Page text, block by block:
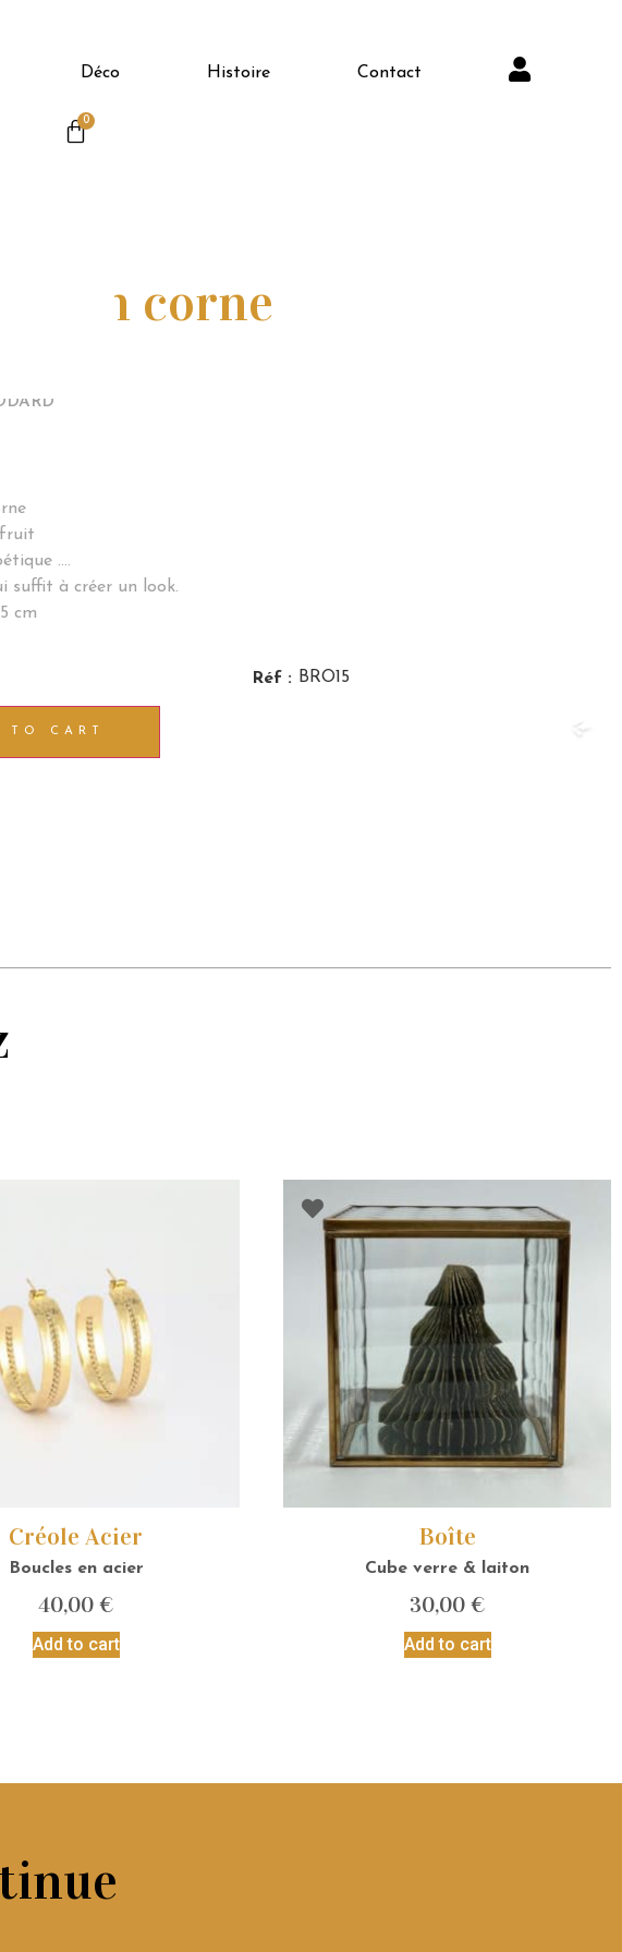
Déco Histoire Contact
0
en corne
….
suffit à créer un look.
cm
Réf : BRO15
TO CART
Créole Acier
Boucles en acier
40,00 €
Add to cart
Boîte
Cube verre & laiton
30,00 €
Add to cart